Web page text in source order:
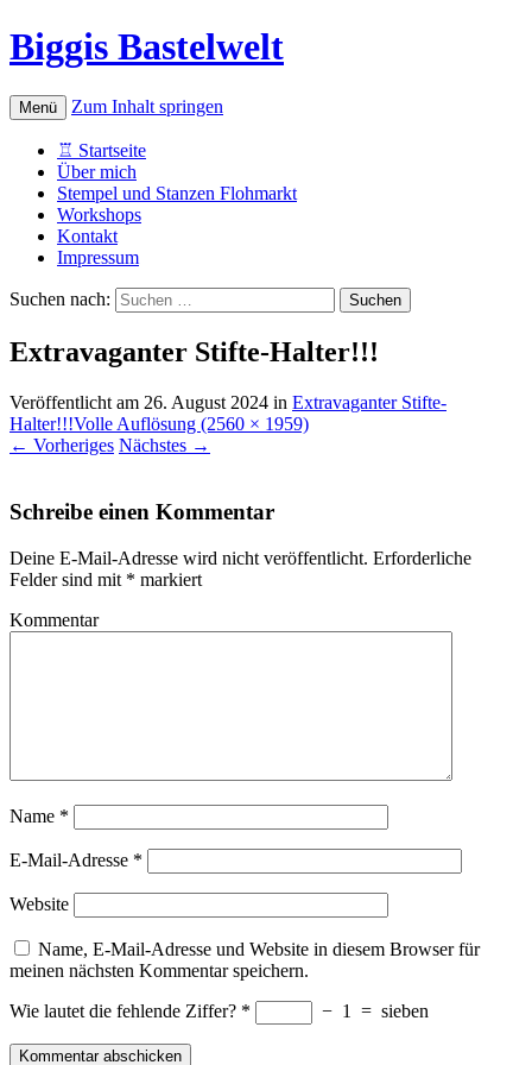
Biggis Bastelwelt
Menü Zum Inhalt springen
♖ Startseite
Über mich
Stempel und Stanzen Flohmarkt
Workshops
Kontakt
Impressum
Suchen nach:
Extravaganter Stifte-Halter!!!
Veröffentlicht am 26. August 2024 in Extravaganter Stifte-
Halter!!!Volle Auflösung (2560 × 1959)
← Vorheriges Nächstes →
Schreibe einen Kommentar
Deine E-Mail-Adresse wird nicht veröffentlicht. Erforderliche
Felder sind mit * markiert
Kommentar
Name *
E-Mail-Adresse *
Website
Name, E-Mail-Adresse und Website in diesem Browser für
meinen nächsten Kommentar speichern.
Wie lautet die fehlende Ziffer? * − 1 = sieben